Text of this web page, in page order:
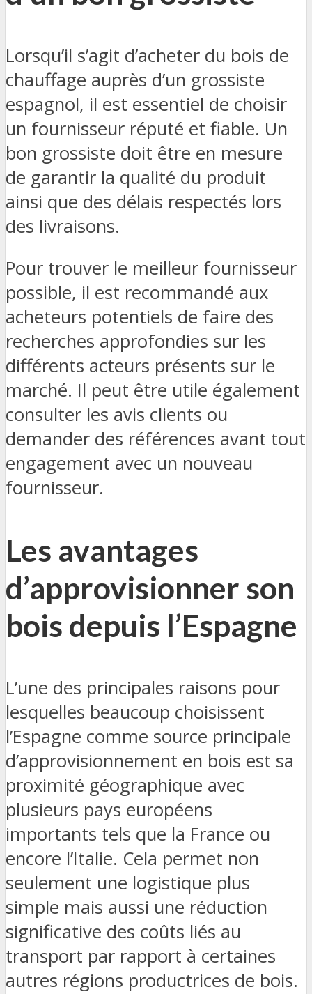
Lorsqu’il s’agit d’acheter du bois de
chauffage auprès d’un grossiste
espagnol, il est essentiel de choisir
un fournisseur réputé et fiable. Un
bon grossiste doit être en mesure
de garantir la qualité du produit
ainsi que des délais respectés lors
des livraisons.
Pour trouver le meilleur fournisseur
possible, il est recommandé aux
acheteurs potentiels de faire des
recherches approfondies sur les
différents acteurs présents sur le
marché. Il peut être utile également
consulter les avis clients ou
demander des références avant tout
engagement avec un nouveau
fournisseur.
Les avantages
d’approvisionner son
bois depuis l’Espagne
L’une des principales raisons pour
lesquelles beaucoup choisissent
l’Espagne comme source principale
d’approvisionnement en bois est sa
proximité géographique avec
plusieurs pays européens
importants tels que la France ou
encore l’Italie. Cela permet non
seulement une logistique plus
simple mais aussi une réduction
significative des coûts liés au
transport par rapport à certaines
autres régions productrices de bois.